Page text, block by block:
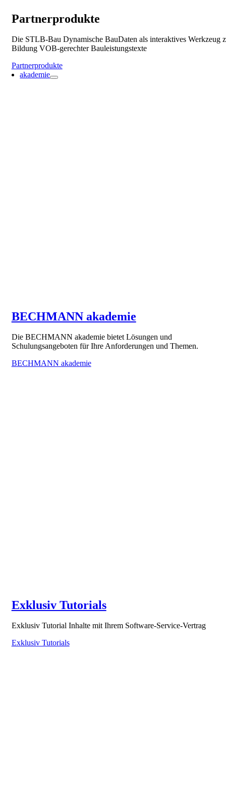
Partnerprodukte
Die STLB-Bau Dynamische BauDaten als interaktives Werkzeug
Bildung VOB-gerechter Bauleistungstexte
Partnerprodukte
akademie
BECHMANN akademie
Die BECHMANN akademie bietet Lösungen und
Schulungsangeboten für Ihre Anforderungen und Themen.
BECHMANN akademie
Exklusiv Tutorials
Exklusiv Tutorial Inhalte mit Ihrem Software-Service-Vertrag
Exklusiv Tutorials